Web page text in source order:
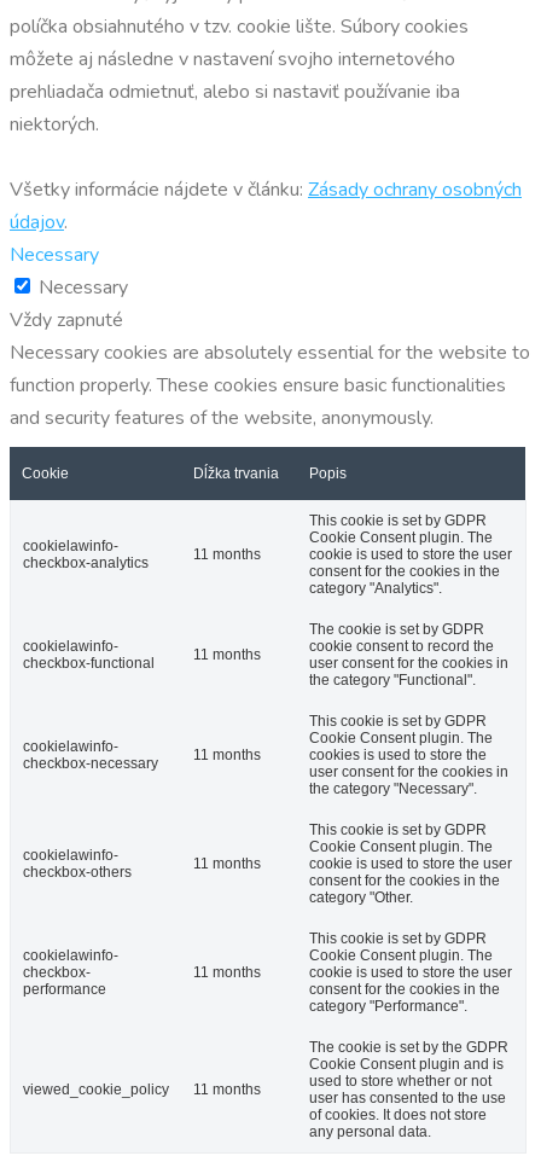
políčka obsiahnutého v tzv. cookie lište. Súbory cookies
môžete aj následne v nastavení svojho internetového
prehliadača odmietnuť, alebo si nastaviť používanie iba
niektorých.
Všetky informácie nájdete v článku: Zásady ochrany osobných
údajov.
Necessary
Necessary
Vždy zapnuté
Necessary cookies are absolutely essential for the website to
function properly. These cookies ensure basic functionalities
and security features of the website, anonymously.
Cookie Dĺžka trvania Popis
cookielawinfo-
checkbox-analytics
11 months
This cookie is set by GDPR
Cookie Consent plugin. The
cookie is used to store the user
consent for the cookies in the
category "Analytics".
cookielawinfo-
checkbox-functional
11 months
The cookie is set by GDPR
cookie consent to record the
user consent for the cookies in
the category "Functional".
cookielawinfo-
checkbox-necessary
11 months
This cookie is set by GDPR
Cookie Consent plugin. The
cookies is used to store the
user consent for the cookies in
the category "Necessary".
cookielawinfo-
checkbox-others
11 months
This cookie is set by GDPR
Cookie Consent plugin. The
cookie is used to store the user
consent for the cookies in the
category "Other.
cookielawinfo-
checkbox-
performance
11 months
This cookie is set by GDPR
Cookie Consent plugin. The
cookie is used to store the user
consent for the cookies in the
category "Performance".
viewed_cookie_policy 11 months
The cookie is set by the GDPR
Cookie Consent plugin and is
used to store whether or not
user has consented to the use
of cookies. It does not store
any personal data.